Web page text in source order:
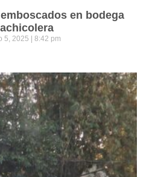
en bodega
5, 2025 8:42 pm